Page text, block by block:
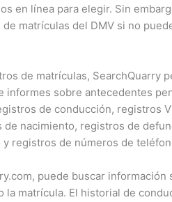
en línea para elegir. Sin
de matrículas del DMV si no
de matrículas, SearchQuarry
informes sobre antecedentes
de conducción, registros
de nacimiento, registros de
registros de números de
puede buscar
la matrícula. El historial de